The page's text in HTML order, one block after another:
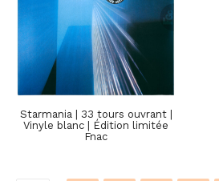
Starmania | 33 tours ouvrant |
Vinyle blanc | Édition limitée
Fnac